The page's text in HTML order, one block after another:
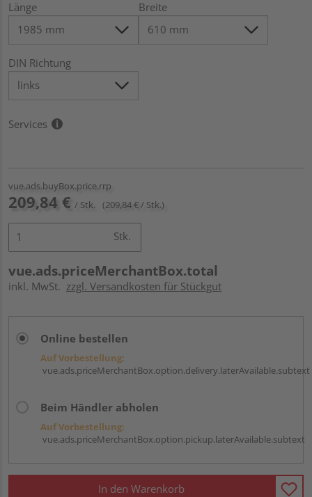
Länge Breite
DIN Richtung
Services
vue.ads.buyBox.price.rrp
209,84 € / Stk. (209,84 € / Stk.)
Stk.
vue.ads.priceMerchantBox.total
inkl. MwSt. zzgl. Versandkosten für Stückgut
Online bestellen
Auf Vorbestellung:
vue.ads.priceMerchantBox.option.delivery.laterAvailable.subtext
Beim Händler abholen
Auf Vorbestellung:
vue.ads.priceMerchantBox.option.pickup.laterAvailable.subtext
In den Warenkorb